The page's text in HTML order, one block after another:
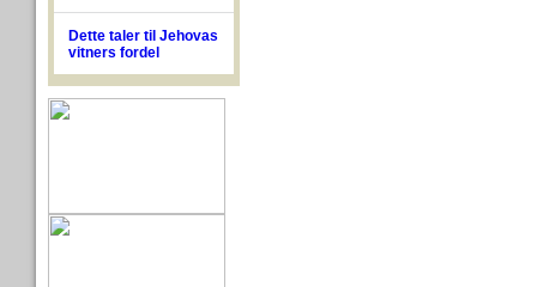
Dette taler til Jehovas
vitners fordel